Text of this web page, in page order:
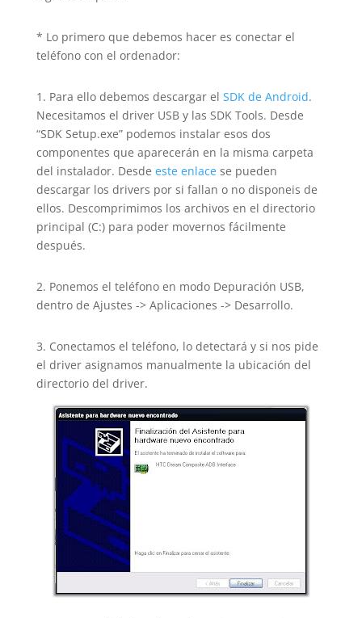
* Lo primero que debemos hacer es conectar el
teléfono con el ordenador:
1. Para ello debemos descargar el SDK de Android.
Necesitamos el driver USB y las SDK Tools. Desde
“SDK Setup.exe” podemos instalar esos dos
componentes que aparecerán en la misma carpeta
del instalador. Desde este enlacese pueden
descargar los drivers por si fallan o no disponeis de
ellos. Descomprimimos los archivos en el directorio
principal (C:) para poder movernos fácilmente
después.
2. Ponemos el teléfono en modo Depuración USB,
dentro de Ajustes -> Aplicaciones -> Desarrollo.
3. Conectamos el teléfono, lo detectará y si nos pide
el driver asignamos manualmente la ubicación del
directorio del driver.